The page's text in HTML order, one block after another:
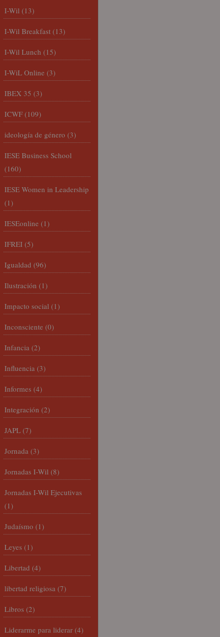
I-Wil (13)
I-Wil Breakfast (13)
I-Wil Lunch (15)
I-WiL Online (3)
IBEX 35 (3)
ICWF (109)
ideología de género (3)
IESE Business School
(160)
IESE Women in Leadership
(1)
IESEonline (1)
IFREI (5)
Igualdad (96)
Ilustración (1)
Impacto social (1)
Inconsciente (0)
Infancia (2)
Influencia (3)
Informes (4)
Integración (2)
JAPL (7)
Jornada (3)
Jornadas I-Wil (8)
Jornadas I-Wil Ejecutivas
(1)
Judaísmo (1)
Leyes (1)
Libertad (4)
libertad religiosa (7)
Libros (2)
Liderarme para liderar (4)